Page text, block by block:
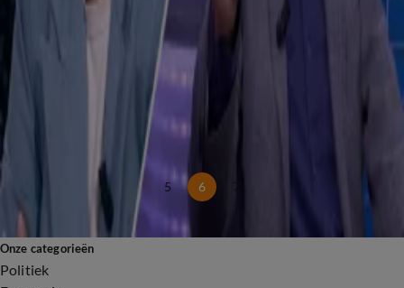
Vliegaso' binnenkort op zwarte lijst, alleen privacy is een probleem
Shashi Roopram: 'Arbeidsmigranten zijn grote bedreiging voor Nederlandse taal'
8 juni, 19:24
Ingrid Michon-Derkzen en Martin Visser schuiven maandagavond aan bij Nieuws van de
Dag
8 juni, 15:59
5 6 7
Onze categorieën
Politiek